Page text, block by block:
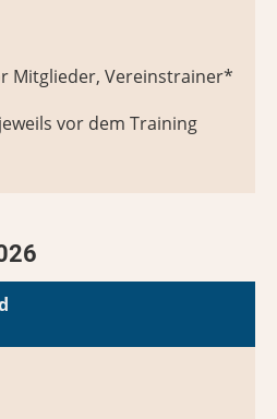
Mitglieder, Vereinstrainer*in
vor dem Training